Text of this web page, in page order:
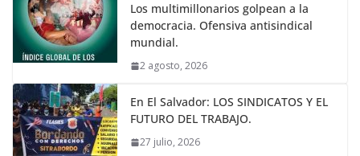
Los multimillonarios golpean a la
democracia. Ofensiva antisindical
mundial.
2 agosto, 2026
En El Salvador: LOS SINDICATOS Y EL
FUTURO DEL TRABAJO.
27 julio, 2026